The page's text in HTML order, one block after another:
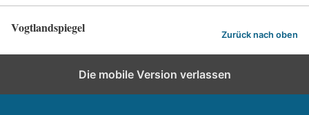
Vogtlandspiegel Zurück nach oben
Die mobile Version verlassen